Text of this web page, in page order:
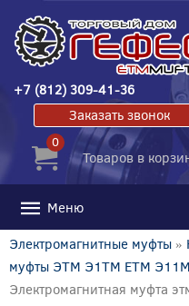
+7 (812) 309-41-36
Заказать звонок
0
Товаров в
Меню
Электромагнитные муфты »
муфты ЭТМ Э1ТМ ETM Э11М
Электромагнитная муфта